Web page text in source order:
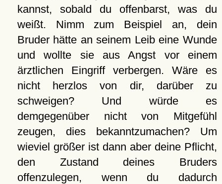
kannst, sobald du offenbarst, was du
weißt. Nimm zum Beispiel an, dein
Bruder hätte an seinem Leib eine Wunde
und wollte sie aus Angst vor einem
ärztlichen Eingriff verbergen. Wäre es
nicht herzlos von dir, darüber zu
schweigen? Und würde es
demgegenüber nicht von Mitgefühl
zeugen, dies bekanntzumachen? Um
wieviel größer ist dann aber deine Pflicht,
den Zustand deines Bruders
offenzulegen, wenn du dadurch